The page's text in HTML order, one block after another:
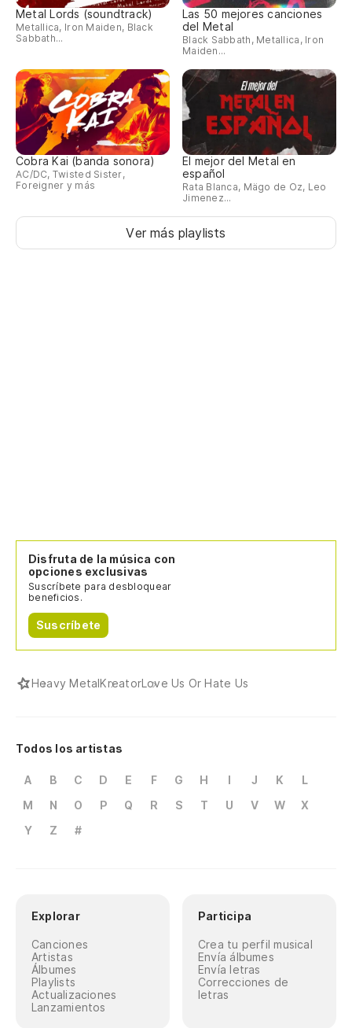
Metal Lords (soundtrack)
Metallica, Iron Maiden, Black
Sabbath...
Las 50 mejores canciones
del Metal
Black Sabbath, Metallica, Iron
Maiden...
Cobra Kai (banda sonora)
AC/DC, Twisted Sister,
Foreigner y más
El mejor del Metal en
español
Rata Blanca, Mägo de Oz, Leo
Jimenez...
Ver más playlists
Disfruta de la música con
opciones exclusivas
Suscríbete para desbloquear
beneficios.
Suscríbete
Heavy MetalKreatorLove Us Or Hate Us
Todos los artistas
A B C D E F G H I J K
L
M
N O P Q R S T U V W
X
Y
Z #
Explorar
Canciones
Artistas
Álbumes
Playlists
Actualizaciones
Lanzamientos
Participa
Crea tu perfil musical
Envía álbumes
Envía letras
Correcciones de
letras